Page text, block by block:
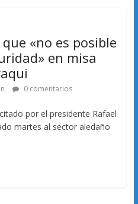
«no es posible
en misa
0 comentarios
por el presidente Rafael
martes al sector aledaño